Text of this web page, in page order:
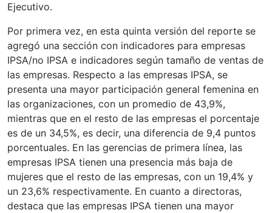
Ejecutivo.
Por primera vez, en esta quinta versión del reporte se
agregó una sección con indicadores para empresas
IPSA/no IPSA e indicadores según tamaño de ventas de
las empresas. Respecto a las empresas IPSA, se
presenta una mayor participación general femenina en
las organizaciones, con un promedio de 43,9%,
mientras que en el resto de las empresas el porcentaje
es de un 34,5%, es decir, una diferencia de 9,4 puntos
porcentuales. En las gerencias de primera línea, las
empresas IPSA tienen una presencia más baja de
mujeres que el resto de las empresas, con un 19,4% y
un 23,6% respectivamente. En cuanto a directoras,
destaca que las empresas IPSA tienen una mayor